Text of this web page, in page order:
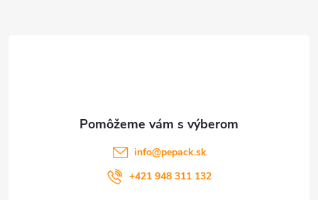
info@pepack.sk
+421 948 311 132